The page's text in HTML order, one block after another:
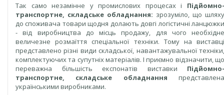
Так само незамінне у промислових процесах і Підйомно-
транспортне, складське обладнання: зрозуміло, що шляху
до споживача товари щодня долають довгі логістичні ланцюжки
- від виробництва до місць продажу, для чого необхідне
величезне розмаїття спеціальної техніки. Тому на виставці
представлено різні види складської, навантажувальної техніки,
комплектуючих та супутніх матеріалів. І приємно відзначити, що
переважна більшість експонатів виставки Підйомно-
транспортне, складське обладнання
українськими виробниками.